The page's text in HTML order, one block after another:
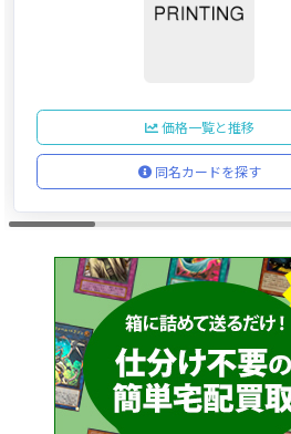
価格一覧と推移
同名カードを探す